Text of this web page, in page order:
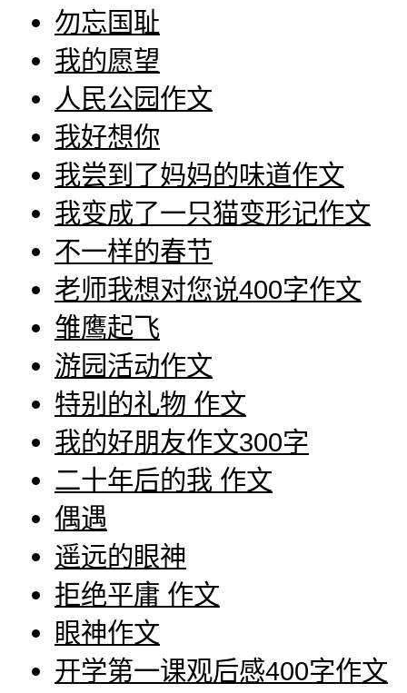
勿忘国耻
我的愿望
人民公园作文
我好想你
我尝到了妈妈的味道作文
我变成了一只猫变形记作文
不一样的春节
老师我想对您说400字作文
雏鹰起飞
游园活动作文
特别的礼物 作文
我的好朋友作文300字
二十年后的我 作文
偶遇
遥远的眼神
拒绝平庸 作文
眼神作文
开学第一课观后感400字作文